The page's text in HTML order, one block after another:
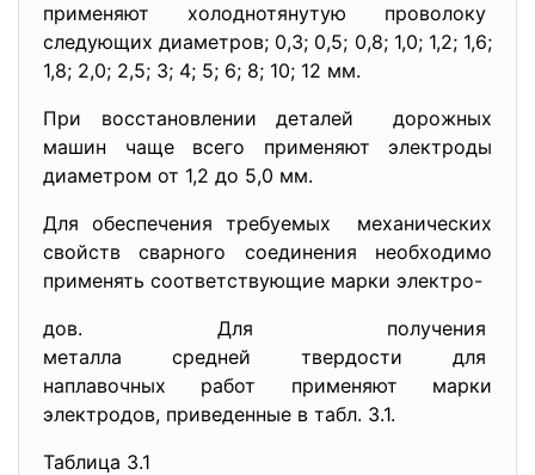
применяют холоднотянутую проволоку
следующих диаметров; 0,3; 0,5; 0,8; 1,0; 1,2; 1,6;
1,8; 2,0; 2,5; 3; 4; 5; 6; 8; 10; 12 мм.
При восстановлении деталей дорожных
машин чаще всего применяют электроды
диаметром от 1,2 до 5,0 мм.
Для обеспечения требуемых механических
свойств сварного соединения необходимо
применять соответствующие марки электро-
дов. Для получения
металла средней твердости для
наплавочных работ применяют марки
электродов, приведенные в табл. 3.1.
Таблица 3.1